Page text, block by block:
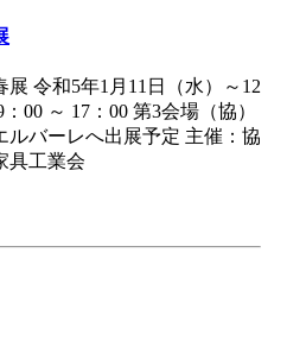
展 令和5年1月11日（水）～12
00 ～ 17：00 第3会場（協）
ルバーレへ出展予定 主催：協
具工業会